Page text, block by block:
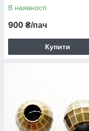
В наявності
900 ₴/пач
Купити